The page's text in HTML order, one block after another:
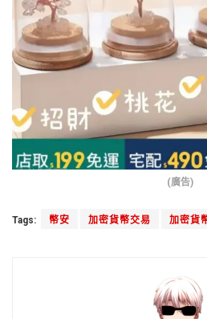
(廣告)
Tags: 幣安 加密貨幣交易 加密貨